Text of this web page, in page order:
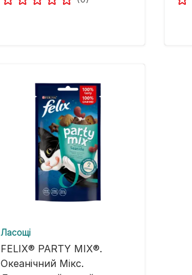
Ласощі
FELIX® PARTY MIX®.
Океанічний Мікс.